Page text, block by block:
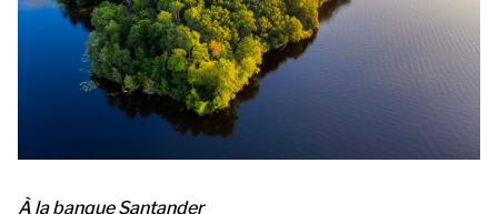
À la banque Santander